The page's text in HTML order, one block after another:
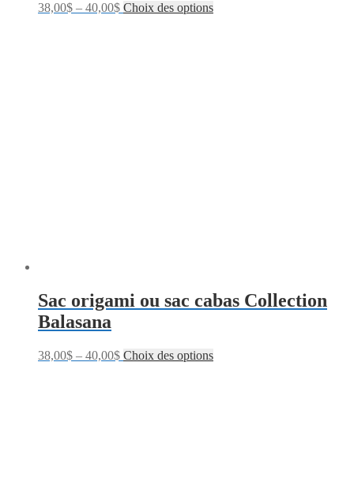
38,00$ – 40,00$ Choix des options
Sac origami ou sac cabas Collection
Balasana
38,00$ – 40,00$ Choix des options